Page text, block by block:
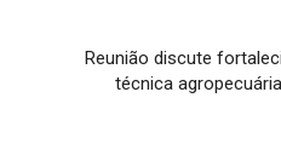
Reunião discute
técnica